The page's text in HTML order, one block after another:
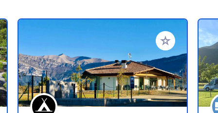
Favoriten hinzufügen Zu Ihren